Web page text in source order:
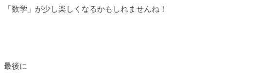
「数学」が少し楽しくなるかもしれませんね！
最後に